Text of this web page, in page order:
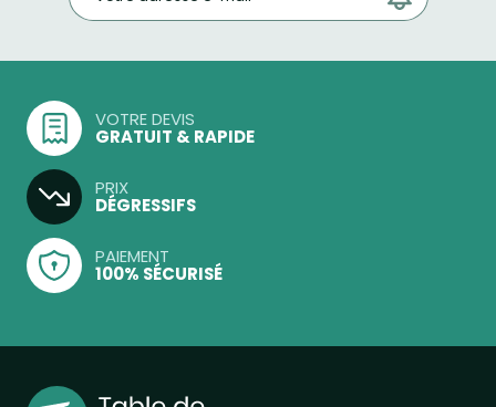
VOTRE DEVIS
GRATUIT & RAPIDE
PRIX
DÉGRESSIFS
PAIEMENT
100% SÉCURISÉ